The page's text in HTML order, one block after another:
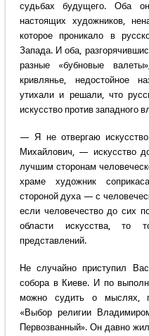
судьбах будущего. Оба
настоящих художников,
которое проникало в
Запада. И оба,
разные «бубновые
кривлянье, недостойное
утихали и решали, что
искусство против западного
— Я не отвергаю
Михайлович, — искусство
лучшим сторонам
храме художник
стороной духа — с
если человечество до сих
области искусства, то
представлений.
Не случайно приступил
собора в Киеве. И по
можно судить о мыслях,
«Выбор религии
Первозванный». Он давно